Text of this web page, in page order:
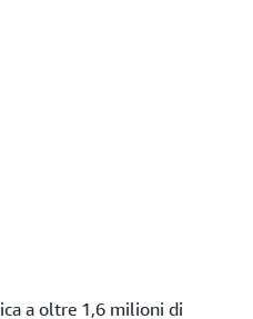
a oltre 1,6 milioni di